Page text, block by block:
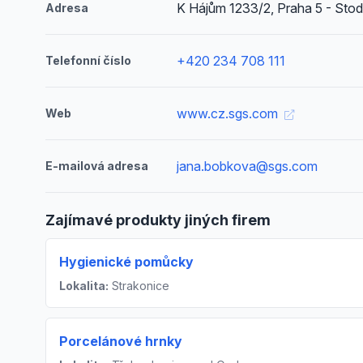
Adresa K Hájům 1233/2, Praha 5 -
Telefonní číslo +420 234 708 111
Web www.cz.sgs.com
E-mailová adresa jana.bobkova@sgs.com
Zajímavé produkty jiných firem
Hygienické pomůcky
Lokalita: Strakonice
Porcelánové hrnky